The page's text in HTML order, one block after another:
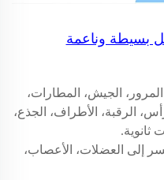
بسيطة وناعمة
الجيش، المطارات،
الرقبة، الأطراف، الجذع،
ثانوية.
إلى العضلات، الأعصاب،